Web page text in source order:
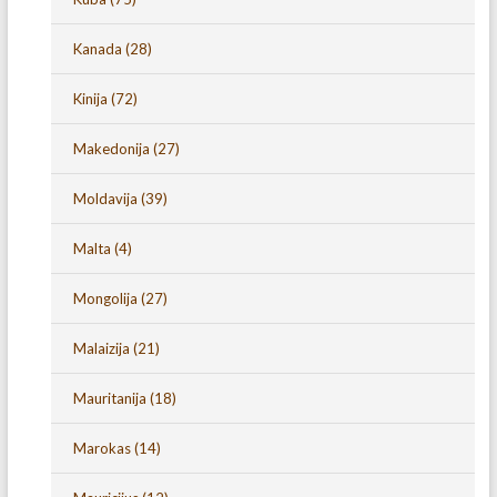
Kanada (28)
Kinija (72)
Makedonija (27)
Moldavija (39)
Malta (4)
Mongolija (27)
Malaizija (21)
Mauritanija (18)
Marokas(14)